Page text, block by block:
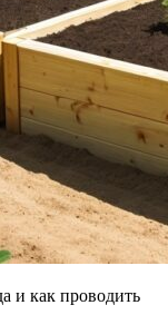
и как проводить